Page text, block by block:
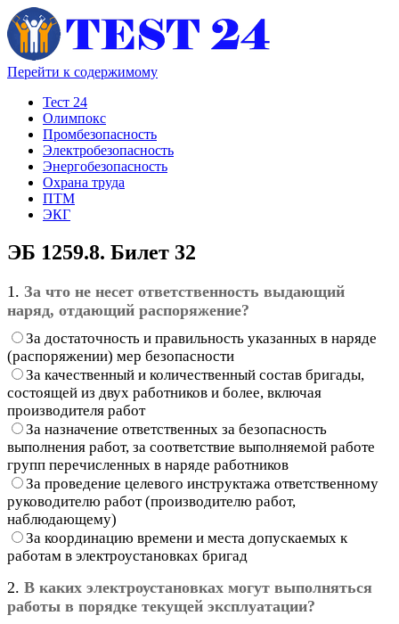
Перейти к содержимому
Тест 24
Олимпокс
Промбезопасность
Электробезопасность
Энергобезопасность
Охрана труда
ПТМ
ЭКГ
ЭБ 1259.8. Билет 32
1. За что не несет ответственность выдающий
наряд, отдающий распоряжение?
За достаточность и правильность указанных в наряде
(распоряжении) мер безопасности
За качественный и количественный состав бригады,
состоящей из двух работников и более, включая
производителя работ
За назначение ответственных за безопасность
выполнения работ, за соответствие выполняемой работе
групп перечисленных в наряде работников
За проведение целевого инструктажа ответственному
руководителю работ (производителю работ,
наблюдающему)
За координацию времени и места допускаемых к
работам в электроустановках бригад
2. В каких электроустановках могут выполняться
работы в порядке текущей эксплуатации?